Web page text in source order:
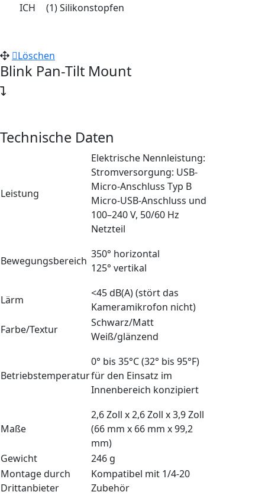
ICH
(1) Silikonstopfen
Löschen
Blink Pan-Tilt Mount
Technische Daten
Leistung
Elektrische Nennleistung:
Stromversorgung: USB-
Micro-Anschluss Typ B
Micro-USB-Anschluss und
100–240 V, 50/60 Hz
Netzteil
Bewegungsbereich
350° horizontal
125° vertikal
Lärm
<45 dB(A) (stört das
Kameramikrofon nicht)
Farbe/Textur
Schwarz/Matt
Weiß/glänzend
Betriebstemperatur
0° bis 35°C (32° bis 95°F)
für den Einsatz im
Innenbereich konzipiert
Maße
2,6 Zoll x 2,6 Zoll x 3,9 Zoll
(66 mm x 66 mm x 99,2
mm)
Gewicht
246 g
Montage durch
Drittanbieter
Kompatibel mit 1/4-20
Zubehör